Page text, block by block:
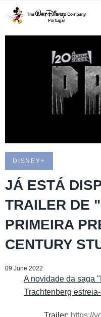
DISNEY+
JÁ ESTÁ
TRAILER DE
PRIMEIRA
CENTURY
09 June 2022
A novidade da saga
Trachtenberg